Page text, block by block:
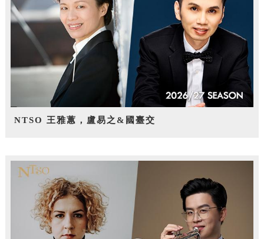
NTSO 王雅蕙，盧易之&國臺交